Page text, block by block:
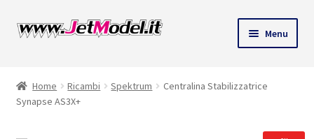
Vai
alla
Vai
Menu
Home Ricambi Spektrum
Centralina Stabilizzatrice
Synapse AS3X+